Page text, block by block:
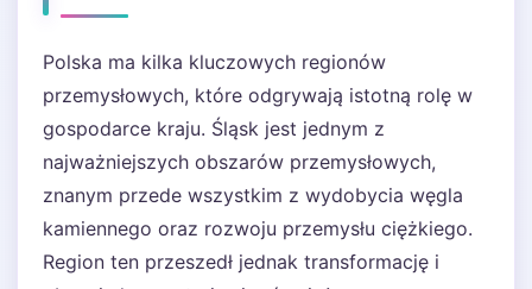
Polska ma kilka kluczowych regionów
przemysłowych, które odgrywają istotną rolę w
gospodarce kraju. Śląsk jest jednym z
najważniejszych obszarów przemysłowych,
znanym przede wszystkim z wydobycia węgla
kamiennego oraz rozwoju przemysłu ciężkiego.
Region ten przeszedł jednak transformację i